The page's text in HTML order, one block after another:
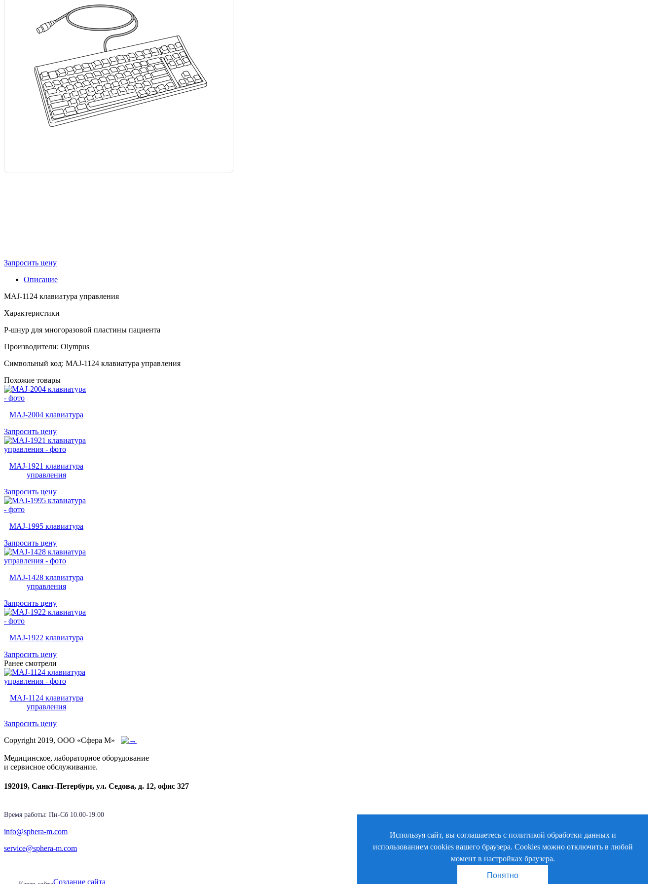
Используя сайт, вы соглашаетесь с политикой обработки данных и
использованием cookies вашего браузера. Cookies можно отключить в любой
момент в настройках браузера.
Понятно
Запросить цену
Описание
MAJ-1124 клавиатура управления
Характеристики
P-шнур для многоразовой пластины пациента
Производители: Olympus
Символьный код: MAJ-1124 клавиатура управления
Похожие товары
MAJ-2004 клавиатура
Запросить цену
MAJ-1921 клавиатура
управления
Запросить цену
MAJ-1995 клавиатура
Запросить цену
MAJ-1428 клавиатура
управления
Запросить цену
MAJ-1922 клавиатура
Запросить цену
Ранее смотрели
MAJ-1124 клавиатура
управления
Запросить цену
Copyright 2019, ООО «Сфера М»
Медицинское, лабораторное оборудование
и сервисное обслуживание.
192019, Санкт-Петербург, ул. Седова, д. 12, офис 327
Время работы: Пн-Cб 10.00-19.00
info@sphera-m.com
service@sphera-m.com
Создание сайта